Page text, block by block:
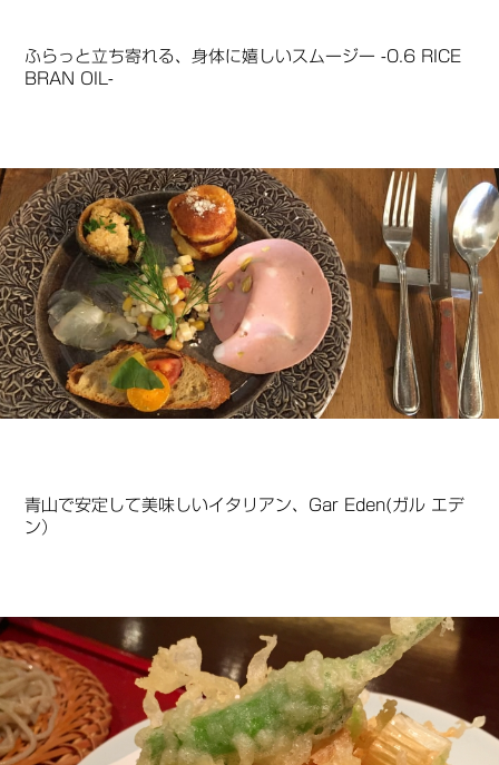
ふらっと立ち寄れる、身体に嬉しいスムージー -0.6 RICE
BRAN OIL-
青山で安定して美味しいイタリアン、Gar Eden(ガル エデ
ン）